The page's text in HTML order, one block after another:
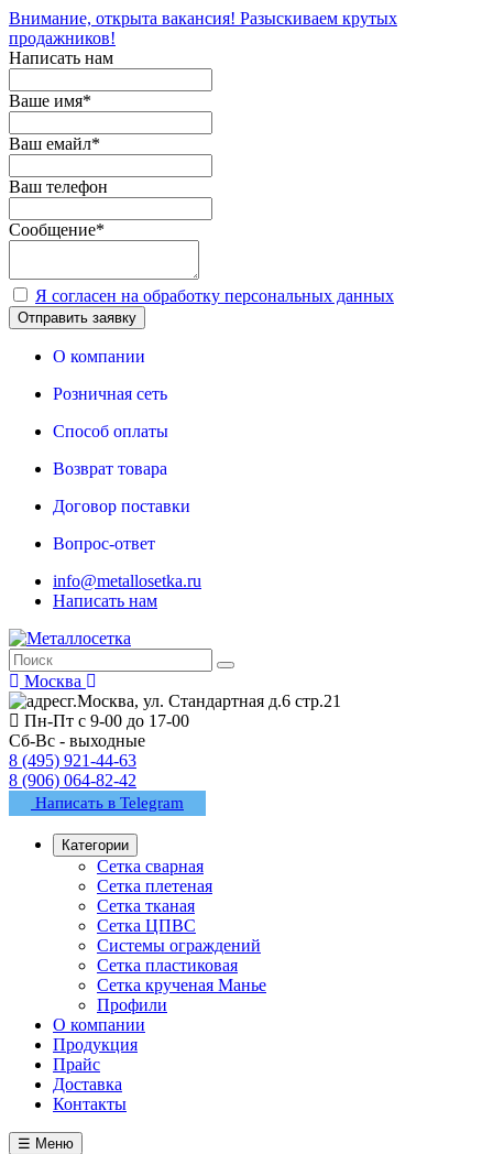
Внимание, открыта вакансия! Разыскиваем крутых
продажников!
Написать нам
Ваше имя*
Ваш емайл*
Ваш телефон
Сообщение*
Я согласен на обработку персональных данных
Отправить заявку
О компании
Розничная сеть
Способ оплаты
Возврат товара
Договор поставки
Вопрос-ответ
info@metallosetka.ru
Написать нам
Москва
г.Москва, ул. Стандартная д.6 стр.21
Пн-Пт с 9-00 до 17-00
Сб-Вс - выходные
8 (495) 921-44-63
8 (906) 064-82-42
Написать в Telegram
Категории
Сетка сварная
Сетка плетеная
Сетка тканая
Сетка ЦПВС
Системы ограждений
Сетка пластиковая
Сетка крученая Манье
Профили
О компании
Продукция
Прайс
Доставка
Контакты
☰ Меню